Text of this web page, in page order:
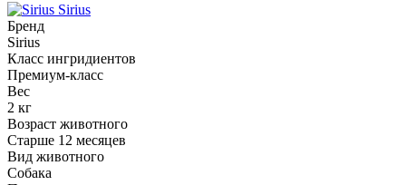
Sirius
Бренд
Sirius
Класс ингридиентов
Премиум-класс
Вес
2 кг
Возраст животного
Старше 12 месяцев
Вид животного
Собака